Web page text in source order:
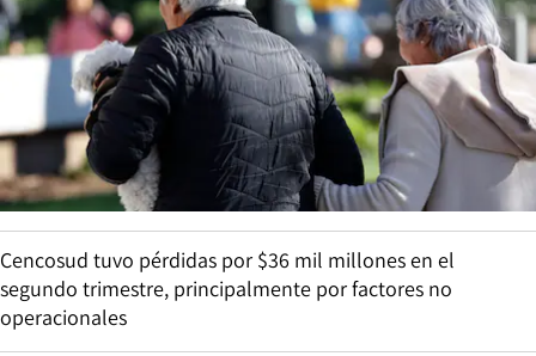
Cencosud tuvo pérdidas por $36 mil millones en el
segundo trimestre, principalmente por factores no
operacionales